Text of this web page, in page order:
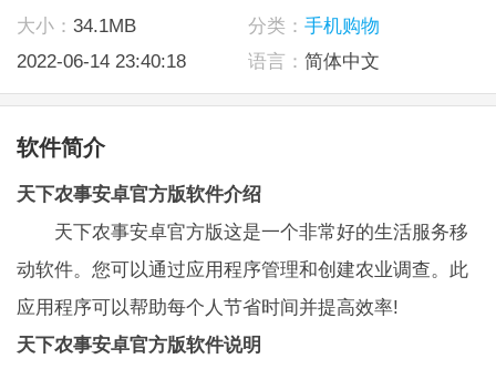
大小： 34.1MB 分类： 手机购物
2022-06-14 23:40:18
语言： 简体中文
软件简介
天下农事安卓官方版软件介绍
天下农事安卓官方版这是一个非常好的生活服务移
动软件。您可以通过应用程序管理和创建农业调查。此
应用程序可以帮助每个人节省时间并提高效率!
天下农事安卓官方版软件说明